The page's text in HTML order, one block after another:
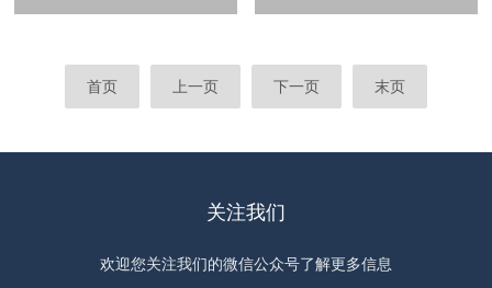
首页 上一页 下一页 末页
关注我们
欢迎您关注我们的微信公众号了解更多信息